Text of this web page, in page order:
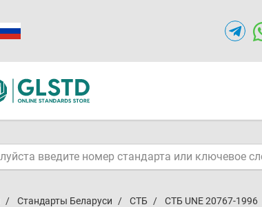
Стандарты Беларуси СТБ СТБ UNE 20767-1996